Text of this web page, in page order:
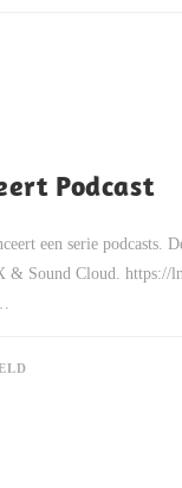
Podcast
een serie podcasts.
& Sound Cloud. https://